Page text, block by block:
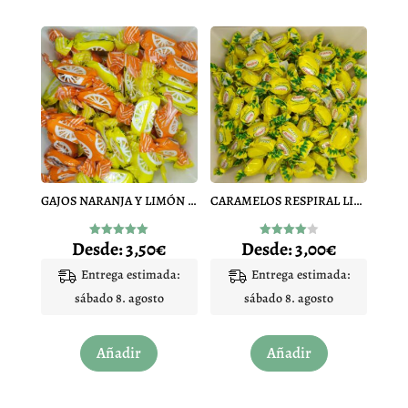
GAJOS NARANJA Y LIMÓN PIFARRÉ
Valorado
con
de 5
Desde:3,50€
Entrega estimada:
sábado 8. agosto
Añadir
producto
CARAMELOS RESPIRAL LIMON
Valorado
con
de 5
Desde:3,00€
Entrega estimada:
sábado 8. agosto
Añadir
producto